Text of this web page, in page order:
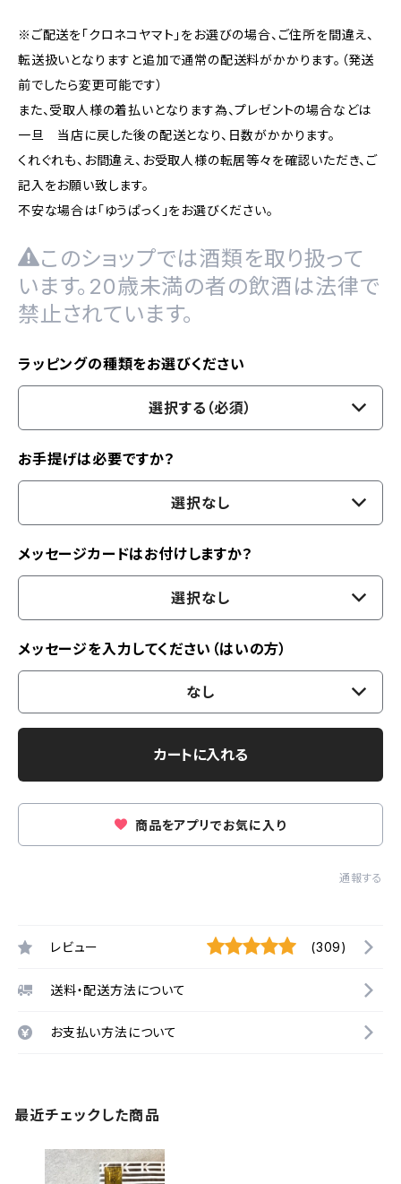
※ご配送を「クロネコヤマト」をお選びの場合、ご住所を間違え、
転送扱いとなりますと追加で通常の配送料がかかります。（発送
前でしたら変更可能です）
また、受取人様の着払いとなります為、プレゼントの場合などは
一旦 当店に戻した後の配送となり、日数がかかります。
くれぐれも、お間違え、お受取人様の転居等々を確認いただき、ご
記入をお願い致します。
不安な場合は「ゆうぱっく」をお選びください。
このショップでは酒類を取り扱って
います。20歳未満の者の飲酒は法律で
禁止されています。
ラッピングの種類をお選びください
選択する（必須）
お手提げは必要ですか？
選択なし
メッセージカードはお付けしますか？
選択なし
メッセージを入力してください（はいの方）
なし
カートに入れる
商品をアプリでお気に入り
通報する
レビュー (309)
送料・配送方法について
お支払い方法について
最近チェックした商品